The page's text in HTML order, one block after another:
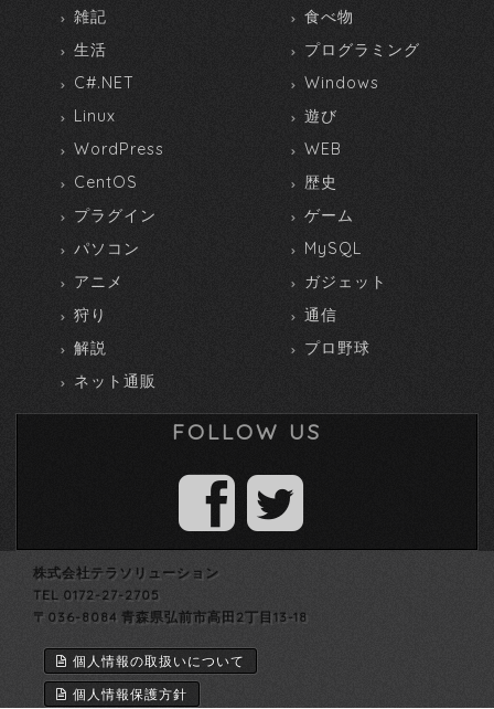
雑記
食べ物
生活
プログラミング
C#.NET
Windows
Linux
遊び
WordPress
WEB
CentOS
歴史
プラグイン
ゲーム
パソコン
MySQL
アニメ
ガジェット
狩り
通信
解説
プロ野球
ネット通販
FOLLOW US
株式会社テラソリューション
TEL 0172-27-2705
〒036-8084 青森県弘前市高田2丁目13-18
個人情報の取扱いについて
個人情報保護方針